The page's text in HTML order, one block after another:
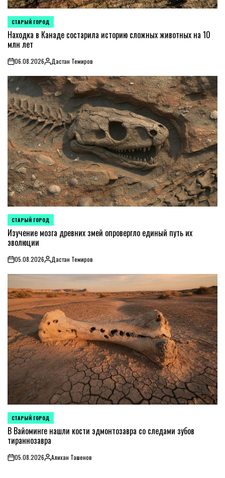
POSTED
IN
СТАРЫЙ ГОРОД
Находка в Канаде состарила историю сложных животных на 10
млн лет
on06.08.2026PostedДастан Темиров
POSTED
IN
СТАРЫЙ ГОРОД
Изучение мозга древних змей опровергло единый путь их
эволюции
on05.08.2026PostedДастан Темиров
POSTED
IN
СТАРЫЙ ГОРОД
В Вайоминге нашли кости эдмонтозавра со следами зубов
тираннозавра
on05.08.2026PostedАлихан Ташенов